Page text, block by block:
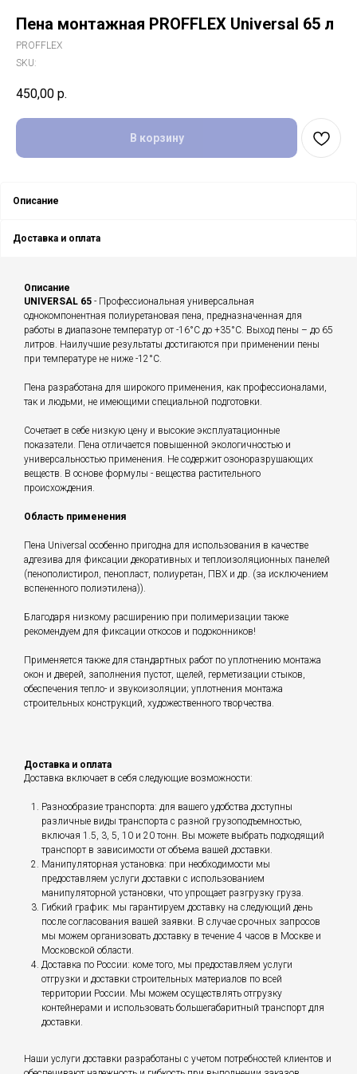
Пена монтажная PROFFLEX Universal 65 л
PROFFLEX
SKU:
450,00 р.
В корзину
Описание
Доставка и оплата
Описание
UNIVERSAL 65 - Профессиональная универсальная
однокомпонентная полиуретановая пена, предназначенная для
работы в диапазоне температур от -16°С до +35°С. Выход пены – до 65
литров. Наилучшие результаты достигаются при применении пены
при температуре не ниже -12°С.
Пена разработана для широкого применения, как профессионалами,
так и людьми, не имеющими специальной подготовки.
Сочетает в себе низкую цену и высокие эксплуатационные
показатели. Пена отличается повышенной экологичностью и
универсальностью применения. Не содержит озоноразрушающих
веществ. В основе формулы - вещества растительного
происхождения.
Область применения
Пена Universal особенно пригодна для использования в качестве
адгезива для фиксации декоративных и теплоизоляционных панелей
(пенополистирол, пенопласт, полиуретан, ПВХ и др. (за исключением
вспененного полиэтилена)).
Благодаря низкому расширению при полимеризации также
рекомендуем для фиксации откосов и подоконников!
Применяется также для стандартных работ по уплотнению монтажа
окон и дверей, заполнения пустот, щелей, герметизации стыков,
обеспечения тепло- и звукоизоляции; уплотнения монтажа
строительных конструкций, художественного творчества.
Доставка и оплата
Доставка включает в себя следующие возможности:
Разнообразие транспорта: для вашего удобства доступны
различные виды транспорта с разной грузоподъемностью,
включая 1.5, 3, 5, 10 и 20 тонн. Вы можете выбрать подходящий
транспорт в зависимости от объема вашей доставки.
Манипуляторная установка: при необходимости мы
предоставляем услуги доставки с использованием
манипуляторной установки, что упрощает разгрузку груза.
Гибкий график: мы гарантируем доставку на следующий день
после согласования вашей заявки. В случае срочных запросов
мы можем организовать доставку в течение 4 часов в Москве и
Московской области.
Доставка по России: коме того, мы предоставляем услуги
отгрузки и доставки строительных материалов по всей
территории России. Мы можем осуществлять отгрузку
контейнерами и использовать большегабаритный транспорт для
доставки.
Наши услуги доставки разработаны с учетом потребностей клиентов и